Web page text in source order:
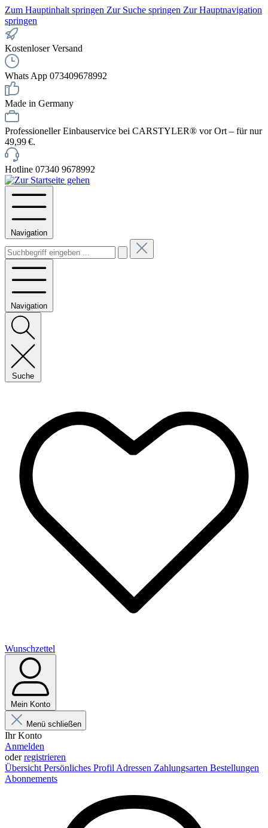
Zum Hauptinhalt springen Zur Suche springen Zur Hauptnavigation
springen
Kostenloser Versand
Whats App 073409678992
Made in Germany
Professioneller Einbauservice bei CARSTYLER® vor Ort – für nur
49,99 €.
Hotline 07340 9678992
Navigation
Navigation
Suche
Wunschzettel
Mein Konto
Menü schließen
Ihr Konto
Anmelden
oderregistrieren
Übersicht Persönliches Profil Adressen Zahlungsarten Bestellungen
Abonnements